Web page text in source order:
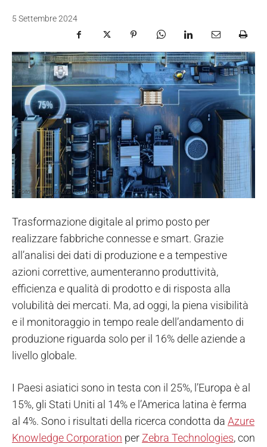
5 Settembre 2024
Foto credits: Zebra Technologies
Trasformazione digitale al primo posto per
realizzare fabbriche connesse e smart. Grazie
all’analisi dei dati di produzione e a tempestive
azioni correttive, aumenteranno produttività,
efficienza e qualità di prodotto e di risposta alla
volubilità dei mercati. Ma, ad oggi, la piena visibilità
e il monitoraggio in tempo reale dell’andamento di
produzione riguarda solo per il 16% delle aziende a
livello globale.
I Paesi asiatici sono in testa con il 25%, l’Europa è al
15%, gli Stati Uniti al 14% e l’America latina è ferma
al 4%. Sono i risultati della ricerca condotta da Azure
Knowledge Corporation per Zebra Technologies, con